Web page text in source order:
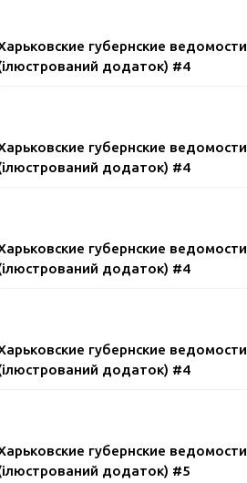
губернские ведомости
додаток) #4
губернские ведомости
додаток) #4
губернские ведомости
додаток) #4
губернские ведомости
додаток) #4
губернские ведомости
додаток) #5